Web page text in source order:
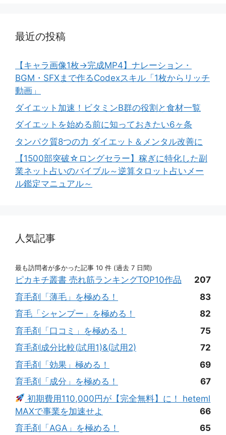
最近の投稿
【キャラ画像1枚→完成MP4】ナレーション・
BGM・SFXまで作るCodexスキル「1枚からリッチ
動画」
ダイエット加速！ビタミンB群の役割と食材一覧
ダイエットを始める前に知っておきたい6ヶ条
タンパク質8つの力 ダイエット＆メンタル改善に
【1500部突破☆ロングセラー】稼ぎに特化した副
業ネット占いのバイブル～逆算タロット占いメー
ル鑑定マニュアル～
人気記事
最も訪問者が多かった記事 10 件 (過去 7 日間)
ピカキチ叢書 売れ筋ランキングTOP10作品
207
育毛剤「薄毛」を極める！
83
育毛「シャンプー」を極める！
82
育毛剤「口コミ」を極める！
75
育毛剤成分比較(試用1)&(試用2)
72
育毛剤「効果」極める！
69
育毛剤「成分」を極める！
67
初期費用110,000円が【完全無料】に！ heteml
MAXで事業を加速せよ
66
育毛剤「AGA」を極める！
65